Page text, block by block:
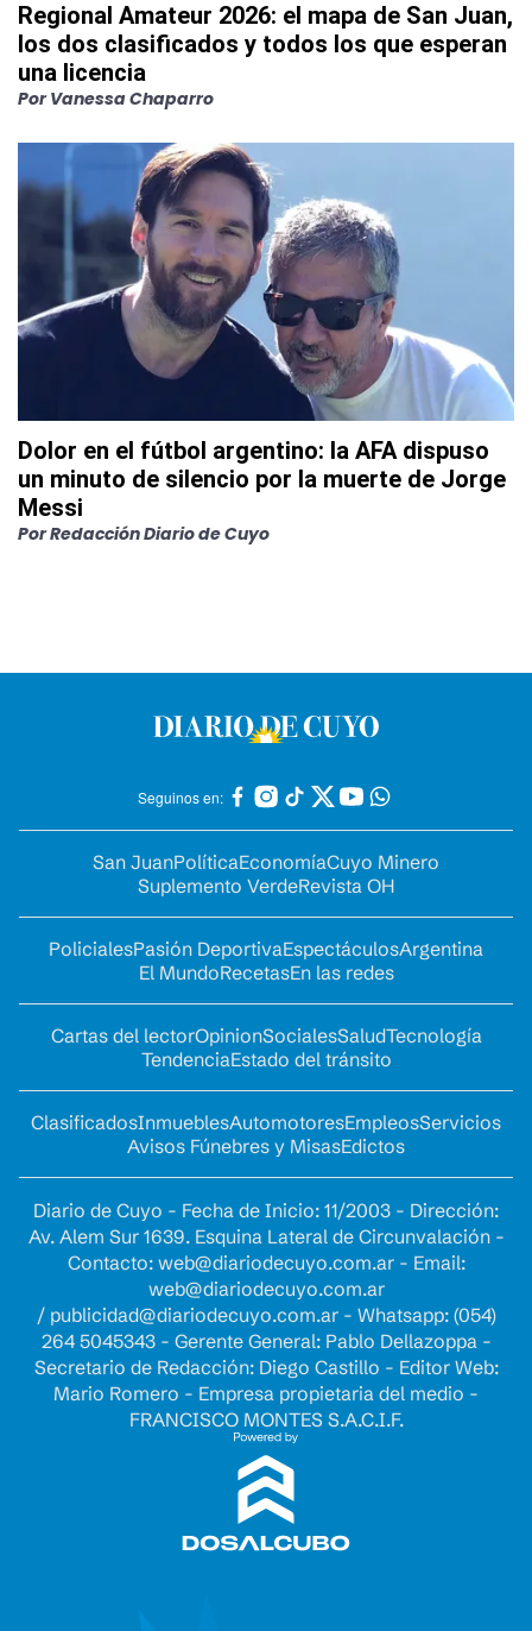
Regional Amateur 2026: el mapa de San Juan,
los dos clasificados y todos los que esperan
una licencia
Por Vanessa Chaparro
Dolor en el fútbol argentino: la AFA dispuso
un minuto de silencio por la muerte de Jorge
Messi
PorRedacción Diario de Cuyo
Seguinos en:
San JuanPolíticaEconomíaCuyo Minero
Suplemento VerdeRevista OH
PolicialesPasión DeportivaEspectáculosArgentina
El MundoRecetasEn las redes
Cartas del lectorOpinionSocialesSaludTecnología
TendenciaEstado del tránsito
ClasificadosInmueblesAutomotoresEmpleosServicios
Avisos Fúnebres y MisasEdictos
Diario de Cuyo - Fecha de Inicio: 11/2003 - Dirección:
Av. Alem Sur 1639. Esquina Lateral de Circunvalación -
Contacto: web@diariodecuyo.com.ar- Email:
web@diariodecuyo.com.ar
/ publicidad@diariodecuyo.com.ar- Whatsapp: (054)
264 5045343 - Gerente General: Pablo Dellazoppa -
Secretario de Redacción: Diego Castillo - Editor Web:
Mario Romero - Empresa propietaria del medio -
FRANCISCO MONTES S.A.C.I.F.